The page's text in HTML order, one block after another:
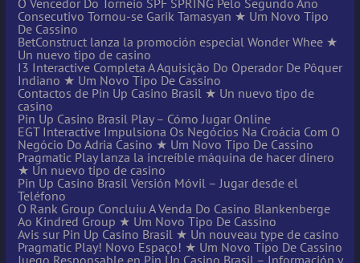
Consecutivo Tornou-se Garik Tamasyan ★ Um Novo Tipo
De Cassino
BetConstruct lanza la promoción especial Wonder Whee ★
Un nuevo tipo de casino
I3 Interactive Completa A Aquisição Do Operador De Pôquer
Indiano ★ Um Novo Tipo De Cassino
Contactos de Pin Up Casino Brasil ★ Un nuevo tipo de
casino
Pin Up Casino Brasil Play – Cómo Jugar Online
EGT Interactive Impulsiona Os Negócios Na Croácia Com O
Negócio Do Adria Casino ★ Um Novo Tipo De Cassino
Pragmatic Play lanza la increíble máquina de hacer dinero
★ Un nuevo tipo de casino
Pin Up Casino Brasil Versión Móvil – Jugar desde el
Teléfono
O Rank Group Concluiu A Venda Do Casino Blankenberge
Ao Kindred Group ★ Um Novo Tipo De Cassino
Avis sur Pin Up Casino Brasil ★ Un nouveau type de casino
Pragmatic Play! Novo Espaço! ★ Um Novo Tipo De Cassino
Juego Responsable en Pin Up Casino Brasil – Información y